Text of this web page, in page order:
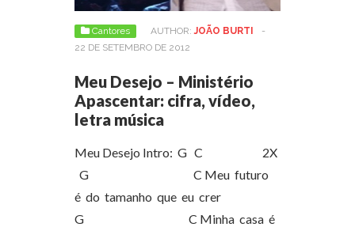
Cantores AUTHOR: JOÃO BURTI
-
22 DE SETEMBRO DE 2012
Meu Desejo – Ministério
Apascentar: cifra, vídeo,
letra música
Meu Desejo Intro: G C 2X
G C Meu futuro
é do tamanho que eu crer
G C Minha casa é